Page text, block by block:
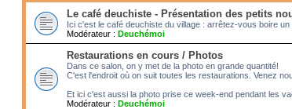
Le café deuchiste - Présentation des petits
Ici c'est le café deuchiste du village : arrêtez-vous boire
Modérateur : Deuchémoi
Restaurations en cours / Photos
Dans ce salon, on y met de la photo en grande quantité!
C'est l'endroit où on suit toutes les restaurations. Venez
Et ici c'est aussi la photo prise ce week-end pendant les
Modérateur : Deuchémoi